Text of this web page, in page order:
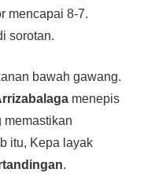
mencapai 8-7.
sorotan.
bawah gawang.
menepis
memastikan
itu, Kepa layak
.